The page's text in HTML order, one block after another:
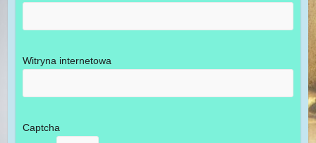
Witryna internetowa
Captcha